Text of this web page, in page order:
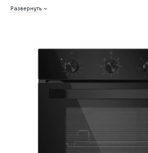
Развернуть